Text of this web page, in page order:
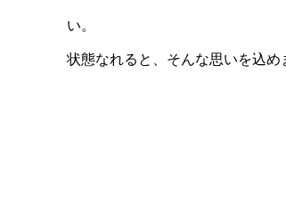
い。 私たちは、日常
状態なれると、そんな思いを込め